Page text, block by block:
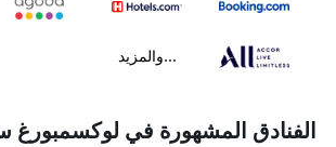
...والمزيد
الفنادق المشهورة في لوكسمبورغ